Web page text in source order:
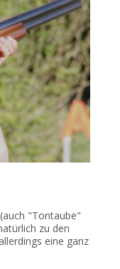
(auch "Tontaube"
zu den
eine ganz